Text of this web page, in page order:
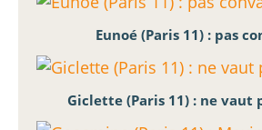
Eunoé (Paris 11) : pas
Giclette (Paris 11) : ne vaut